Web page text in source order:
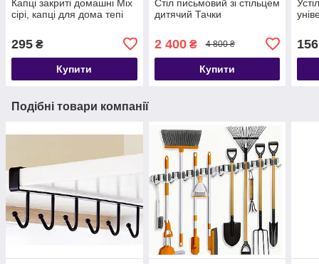
Капці закриті домашні Міх
сірі, капці для дома тепі
295 ₴
Купити
Стіл письмовий зі стільцем
дитячий Тачки
2 400₴ 4 800 ₴
Купити
156
Подібні товари компанії